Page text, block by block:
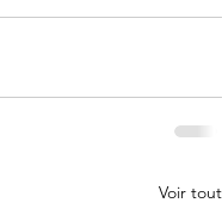
Voir tout